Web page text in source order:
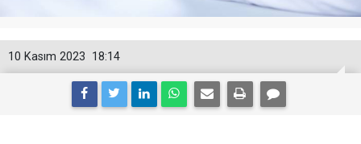
18:14
10 Kasım 2023